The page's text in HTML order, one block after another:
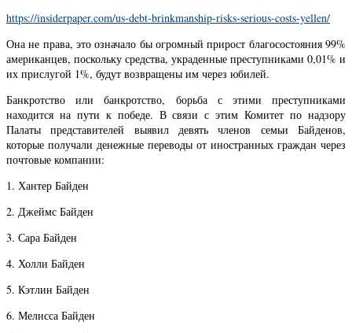
https://insiderpaper.com/us-debt-brinkmanship-risks-serious-costs-yellen/
Она не права, это означало бы огромный прирост благосостояния 99%
американцев, поскольку средства, украденные преступниками 0,01% и
их прислугой 1%, будут возвращены им через юбилей.
Банкротство или банкротство, борьба с этими преступниками
находится на пути к победе. В связи с этим Комитет по надзору
Палаты представителей выявил девять членов семьи Байденов,
которые получали денежные переводы от иностранных граждан через
почтовые компании:
1. Хантер Байден
2. Джеймс Байден
3. Сара Байден
4. Холли Байден
5. Кэтлин Байден
6. Мелисса Байден